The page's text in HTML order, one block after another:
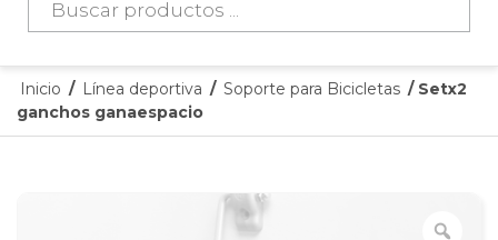
productos
Inicio / Línea deportiva / Soporte para Bicicletas / Setx2
ganchos ganaespacio